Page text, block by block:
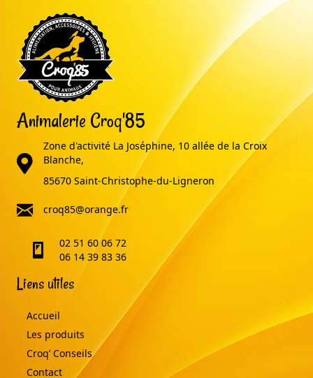
Animalerie Croq'85
adresse
Zone d'activité La Joséphine, 10 allée de la Croix
Blanche,
85670 Saint-Christophe-du-Ligneron
email
croq85@orange.fr
telephone02 51 60 06 72
06 14 39 83 36
Liens utiles
Accueil
Les produits
Croq’ Conseils
Contact